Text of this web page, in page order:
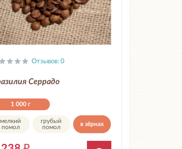
Отзывов: 0
Серрадо
1 000 г
мелкий
помол
грубый
помол
в зёрнах